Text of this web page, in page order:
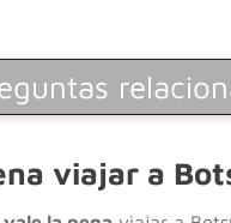
viajar a